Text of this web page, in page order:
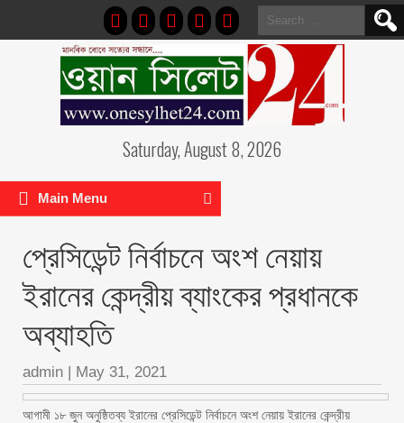
Search
for:
Saturday, August 8, 2026
Main Menu
প্রেসিডেন্ট নির্বাচনে অংশ নেয়ায়
ইরানের কেন্দ্রীয় ব্যাংকের প্রধানকে
অব্যাহতি
admin | May 31, 2021
আগামী ১৮ জুন অনুষ্ঠিতব্য ইরানের প্রেসিডেন্ট নির্বাচনে অংশ নেয়ায় ইরানের কেন্দ্রীয়